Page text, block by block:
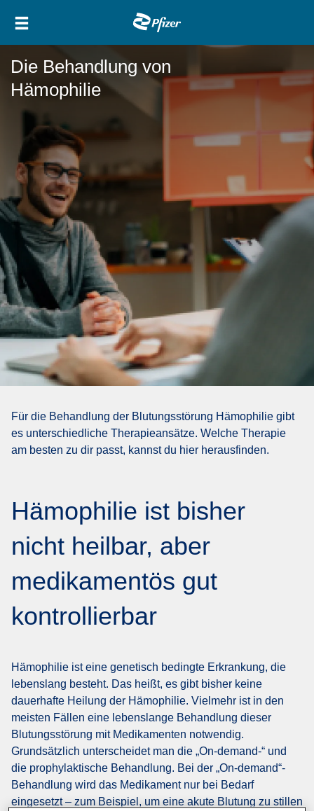
zumMain
navigation
Die Behandlung von
Hämophilie
Für die Behandlung der Blutungsstörung Hämophilie gibt
es unterschiedliche Therapieansätze. Welche Therapie
am besten zu dir passt, kannst du hier herausfinden.
Hämophilie ist bisher
nicht heilbar, aber
medikamentös gut
kontrollierbar
Hämophilie ist eine genetisch bedingte Erkrankung, die
lebenslang besteht. Das heißt, es gibt bisher keine
dauerhafte Heilung der Hämophilie. Vielmehr ist in den
meisten Fällen eine lebenslange Behandlung dieser
Blutungsstörung mit Medikamenten notwendig.
Grundsätzlich unterscheidet man die „On-demand-“ und
die prophylaktische Behandlung. Bei der „On-demand“-
Behandlung wird das Medikament nur bei Bedarf
eingesetzt – zum Beispiel, um eine akute Blutung zu stillen